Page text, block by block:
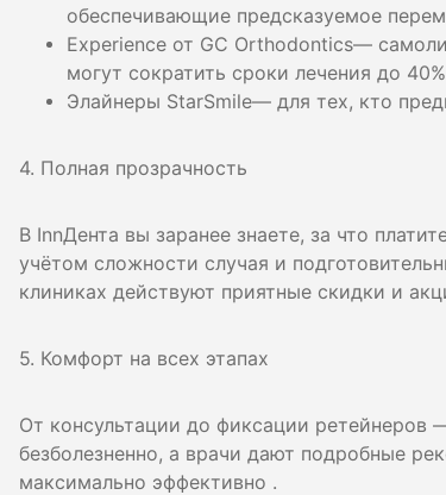
обеспечивающие предсказуемое
Experience от GC Orthodontics—
могут сократить сроки лечения до
Элайнеры StarSmile— для тех, кто
4. Полная прозрачность
В InnДента вы заранее знаете, за что
учётом сложности случая и
клиниках действуют приятные скидки и
5. Комфорт на всех этапах
От консультации до фиксации
безболезненно, а врачи дают подробные
максимально эффективно .